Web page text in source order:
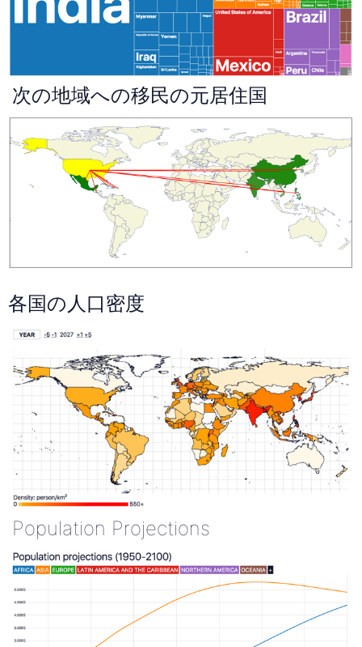
次の地域への移民の元居住国
各国の人口密度
Population Projections